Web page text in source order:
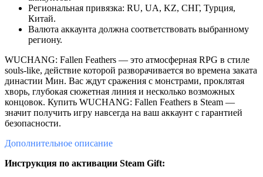
Региональная привязка: RU, UA, KZ, СНГ, Турция,
Китай.
Валюта аккаунта должна соответствовать выбранному
региону.
WUCHANG: Fallen Feathers — это атмосферная RPG в стиле
souls-like, действие которой разворачивается во времена заката
династии Мин. Вас ждут сражения с монстрами, проклятая
хворь, глубокая сюжетная линия и несколько возможных
концовок. Купить WUCHANG: Fallen Feathers в Steam —
значит получить игру навсегда на ваш аккаунт с гарантией
безопасности.
Дополнительное описание
Инструкция по активации Steam Gift: